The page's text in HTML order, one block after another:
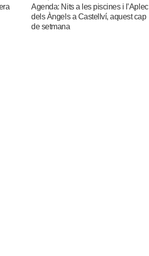
Agenda: Nits a les piscines i l’Aplec
dels Àngels a Castellví, aquest cap
de setmana